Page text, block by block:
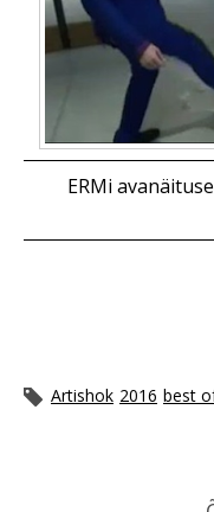
ERMi
Artishok 2016 best